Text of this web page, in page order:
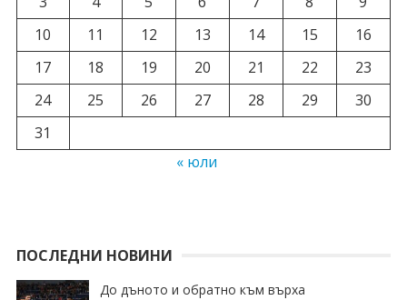
10
11 12 13 14 15
16
17
18 19 20 21 22
23
24
25 26 27 28 29
30
31
« юли
ПОСЛЕДНИ НОВИНИ
До дъното и обратно към върха